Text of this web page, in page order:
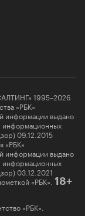
1995–2026
«РБК»
информации выдано
информационных
09.12.2015
«РБК»
информации выдано
информационных
03.12.2021
«РБК». 18+
«РБК».